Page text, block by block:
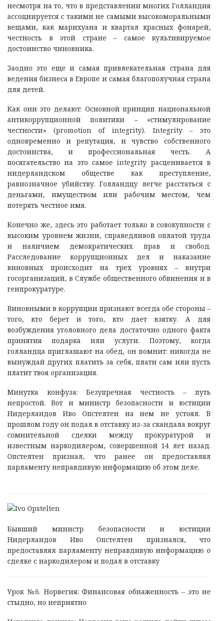
несмотря на то, что в представлении многих Голландия
ассоциируется с такими не самыми высокоморальными
вещами, как марихуана и квартал красных фонарей,
честность в этой стране – самое культивируемое
достоинство чиновника.
Заодно это еще и самая привлекательная страна для
ведения бизнеса в Европе и самая благополучная страна
для детей.
Как они это делают: Основной принцип национальной
антикоррупционной политики – «стимулирование
честности» (promotion of integrity). Integrity – это
одновременно и репутация, и чувство собственного
достоинства, и профессиональная честь. А
посягательство на это самое integrity расценивается в
нидерландском обществе как преступление,
равнозначное убийству. Голландцу легче расстаться с
деньгами, имуществом или рабочим местом, чем
потерять честное имя.
Конечно же, здесь это работает только в совокупности с
высоким уровнем жизни, справедливой оплатой труда
и наличием демократических прав и свобод.
Расследование коррупционных дел и наказание
виновных происходит на трех уровнях – внутри
госорганизаций, в Службе общественного обвинения и в
генпрокуратуре.
Виновными в коррупции признают всегда обе стороны –
того, кто берет и того, кто дает взятку. А для
возбуждения уголовного дела достаточно одного факта
принятия подарка или услуги. Поэтому, когда
голландца приглашают на обед, он помнит: никогда не
вынуждай других платить за себя, плати сам или пусть
платит твоя организация.
Минутка конфуза: Безупречная честность – путь
непростой. Вот и министр безопасности и юстиции
Нидерландов Иво Опстелтен на нем не устоял. В
прошлом году он подал в отставку из-за скандала вокруг
сомнительной сделки между прокуратурой и
известным наркодилером, совершенной 14 лет назад.
Опстелтен признал, что ранее он предоставлял
парламенту неправдивую информацию об этом деле.
Бывший министр безопасности и юстиции
Нидерландов Иво Опстелтен признался, что
предоставлял парламенту неправдивую информацию о
сделке с наркодилером и подал в отставку
Урок №6. Норвегия: Финансовая обнаженность – это не
стыдно, но неприятно